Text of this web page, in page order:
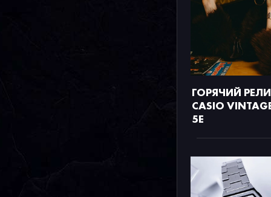
ГОРЯЧИЙ
CASIO
5E